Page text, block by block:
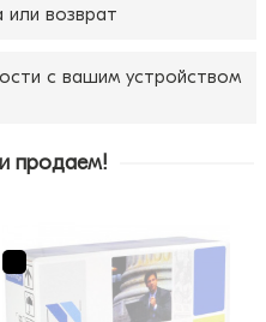
или возврат
с вашим устройством
продаем!